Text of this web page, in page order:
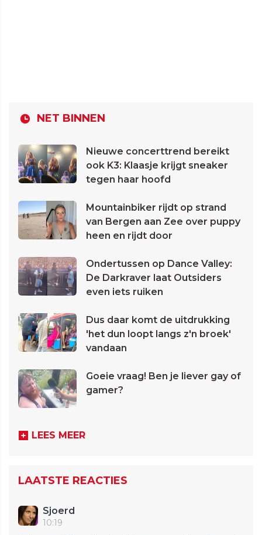
NET BINNEN
Nieuwe concerttrend bereikt
ook K3: Klaasje krijgt sneaker
tegen haar hoofd
Mountainbiker rijdt op strand
van Bergen aan Zee over puppy
heen en rijdt door
Ondertussen op Dance Valley:
De Darkraver laat Outsiders
even iets ruiken
Dus daar komt de uitdrukking
'het dun loopt langs z'n broek'
vandaan
Goeie vraag! Ben je liever gay of
gamer?
LEES MEER
LAATSTE REACTIES
Sjoerd
10:19